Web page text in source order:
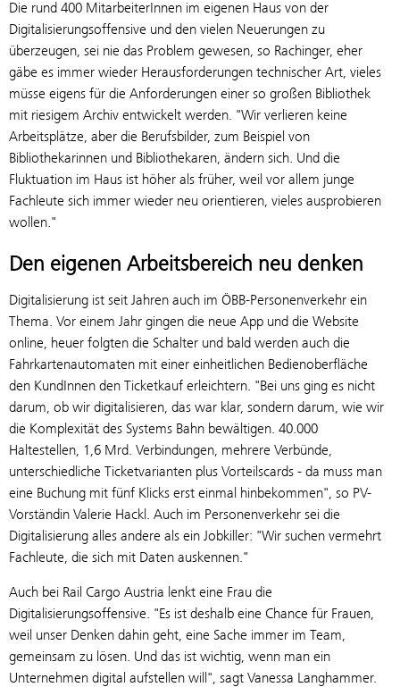
Die rund 400 MitarbeiterInnen im eigenen Haus von der
Digitalisierungsoffensive und den vielen Neuerungen zu
überzeugen, sei nie das Problem gewesen, so Rachinger, eher
gäbe es immer wieder Herausforderungen technischer Art, vieles
müsse eigens für die Anforderungen einer so großen Bibliothek
mit riesigem Archiv entwickelt werden. "Wir verlieren keine
Arbeitsplätze, aber die Berufsbilder, zum Beispiel von
Bibliothekarinnen und Bibliothekaren, ändern sich. Und die
Fluktuation im Haus ist höher als früher, weil vor allem junge
Fachleute sich immer wieder neu orientieren, vieles ausprobieren
wollen."
Den eigenen Arbeitsbereich neu denken
Digitalisierung ist seit Jahren auch im ÖBB-Personenverkehr ein
Thema. Vor einem Jahr gingen die neue App und die Website
online, heuer folgten die Schalter und bald werden auch die
Fahrkartenautomaten mit einer einheitlichen Bedienoberfläche
den KundInnen den Ticketkauf erleichtern. "Bei uns ging es nicht
darum, ob wir digitalisieren, das war klar, sondern darum, wie wir
die Komplexität des Systems Bahn bewältigen. 40.000
Haltestellen, 1,6 Mrd. Verbindungen, mehrere Verbünde,
unterschiedliche Ticketvarianten plus Vorteilscards - da muss man
eine Buchung mit fünf Klicks erst einmal hinbekommen", so PV-
Vorständin Valerie Hackl. Auch im Personenverkehr sei die
Digitalisierung alles andere als ein Jobkiller: "Wir suchen vermehrt
Fachleute, die sich mit Daten auskennen."
Auch bei Rail Cargo Austria lenkt eine Frau die
Digitalisierungsoffensive. "Es ist deshalb eine Chance für Frauen,
weil unser Denken dahin geht, eine Sache immer im Team,
gemeinsam zu lösen. Und das ist wichtig, wenn man ein
Unternehmen digital aufstellen will", sagt Vanessa Langhammer.